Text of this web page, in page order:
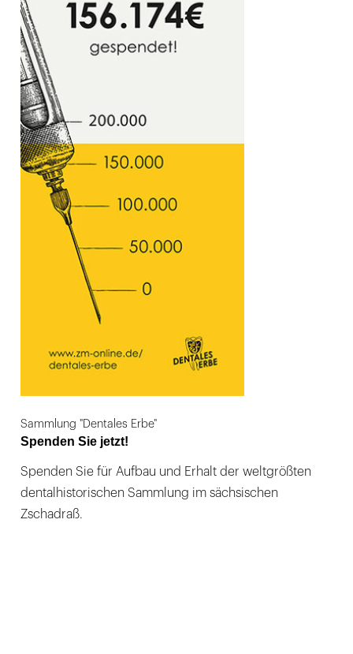
Sammlung "Dentales Erbe"
Spenden Sie jetzt!
Spenden Sie für Aufbau und Erhalt der weltgrößten
dentalhistorischen Sammlung im sächsischen
Zschadraß.